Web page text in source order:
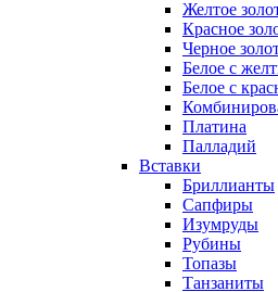
Желтое
Красное
Черное
Белое с
Белое с
Платина
Палладий
Вставки
Бриллианты
Сапфиры
Изумруды
Рубины
Топазы
Танзаниты